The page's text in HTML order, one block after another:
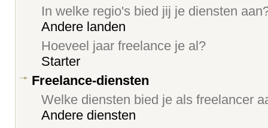
In welke regio's bied jij je diensten
Andere landen
Hoeveel jaar freelance je al?
Starter
Freelance-diensten
Welke diensten bied je als freelancer
Andere diensten